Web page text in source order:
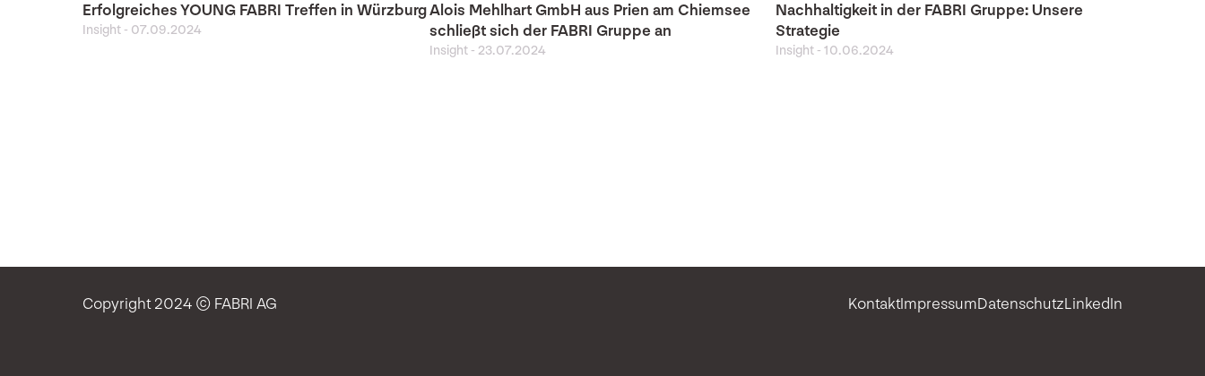
Erfolgreiches YOUNG FABRI Treffen in Würzburg
Insight - 07.09.2024
Alois Mehlhart GmbH aus Prien am Chiemsee
schließt sich der FABRI Gruppe an
Insight- 23.07.2024
Nachhaltigkeit in der FABRI Gruppe: Unsere
Strategie
Insight -10.06.2024
Copyright 2024 © FABRI AG KontaktImpressumDatenschutzLinkedIn